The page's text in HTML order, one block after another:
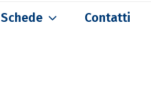
Schede Contatti